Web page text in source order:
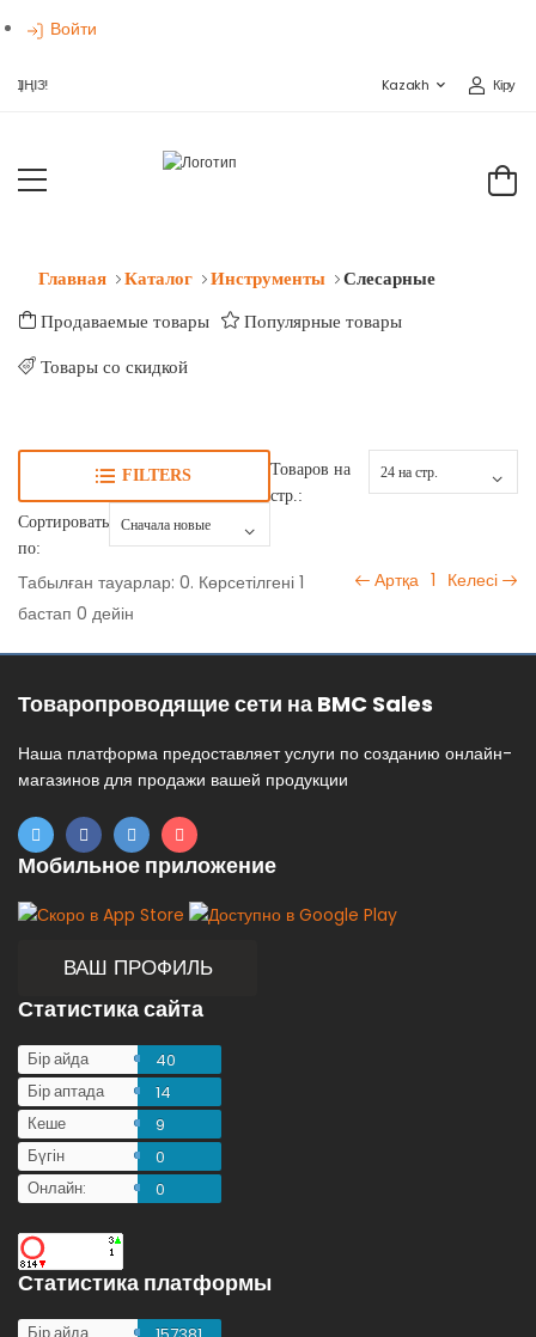
Войти
Kazakh Кіру
Главная Каталог Инструменты Слесарные
Продаваемые товары Популярные товары
Товары со скидкой
FILTERS
Сортировать
по:
Товаров на
стр.:
Табылған тауарлар: 0. Көрсетілгені 1
бастап 0 дейін
Артқа 1 Келесі
Товаропроводящие сети на BMC Sales
Наша платформа предоставляет услуги по созданию онлайн-
магазинов для продажи вашей продукции
Мобильное приложение
ВАШ ПРОФИЛЬ
Статистика сайта
Бір айда
40
Бір аптада
14
Кеше
9
Бүгін
0
Онлайн:
0
Статистика платформы